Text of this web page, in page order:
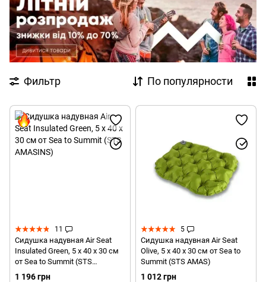
Фильтр По популярности
11
Сидушка надувная Air Seat
Insulated Green, 5 х 40 х 30 см
от Sea to Summit (STS
AMASINS)
1 196 грн
5
Сидушка надувная Air Seat
Olive, 5 х 40 х 30 см от Sea to
Summit (STS AMAS)
1 012 грн